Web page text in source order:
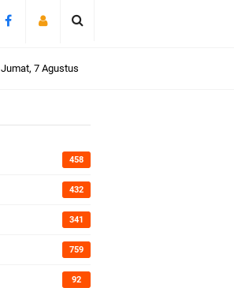
Jumat, 7 Agustus
458
432
341
759
92